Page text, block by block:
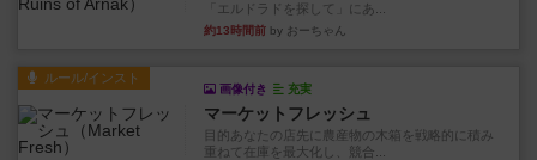
「エルドラドを探して」にあ...
約13時間前 by おーちゃん
ルール/インスト
画像付き 充実
マーケットフレッシュ
目的あなたの店先に農産物の木箱を戦略的に積み
重ねて在庫を最大化し、競合...